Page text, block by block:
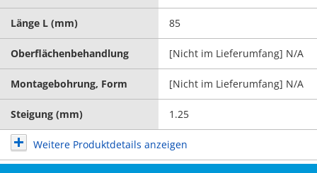
Länge L (mm) 85
Oberflächenbehandlung [Nicht im Lieferumfang] N/A
Montagebohrung, Form [Nicht im Lieferumfang] N/A
Steigung (mm) 1.25
Weitere Produktdetails anzeigen